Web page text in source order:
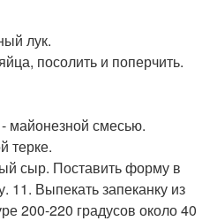
лук.
посолить и поперчить.
майонезной смесью.
терке.
сыр. Поставить форму в
11. Выпекать запеканку из
200-220 градусов около 40